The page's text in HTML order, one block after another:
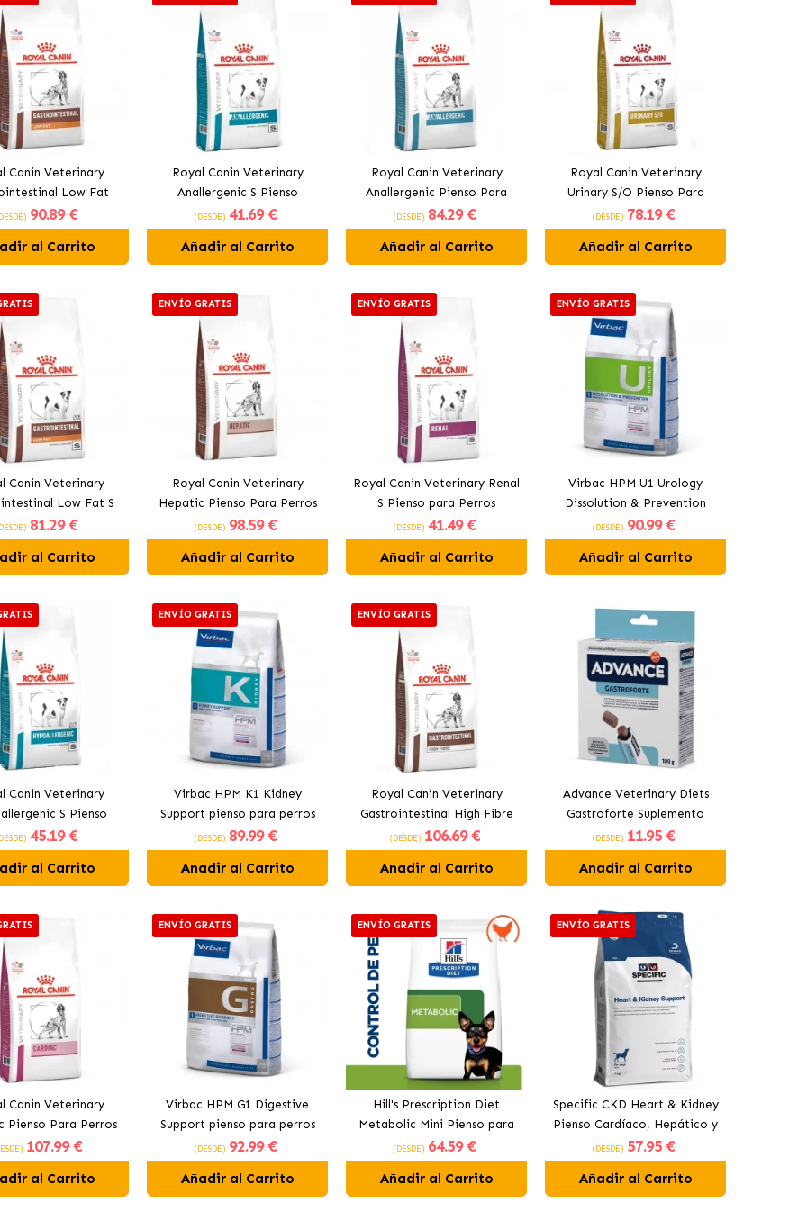
Canin Veterinary
Low Fat
Para Perros Adultos
Sobrepeso
90.89 €
al Carrito
Royal Canin Veterinary
Anallergenic S Pienso
Hipoalergénico para Perros
Pequeños
(DESDE) 41.69 €
Añadir al Carrito
Royal Canin Veterinary
Anallergenic Pienso Para
Perros Adultos
(DESDE) 84.29 €
Añadir al Carrito
Royal Canin Veterinary
Urinary S/O Pienso Para
Perros Pequeños Adultos
(DESDE) 78.19 €
Añadir al Carrito
Canin Veterinary
Low Fat S
Perros Pequeños
81.29 €
al Carrito
ENVÍO GRATIS
Royal Canin Veterinary
Hepatic Pienso Para Perros
Adultos
(DESDE) 98.59 €
Añadir al Carrito
ENVÍO GRATIS
Royal Canin Veterinary Renal
S Pienso para Perros
Pequeños
(DESDE) 41.49 €
Añadir al Carrito
ENVÍO GRATIS
Virbac HPM U1 Urology
Dissolution & Prevention
pienso para perros
(DESDE) 90.99 €
Añadir al Carrito
Canin Veterinary
S Pienso
para Perros
Pequeños
45.19 €
al Carrito
ENVÍO GRATIS
Virbac HPM K1 Kidney
Support pienso para perros
(DESDE) 89.99 €
Añadir al Carrito
ENVÍO GRATIS
Royal Canin Veterinary
Gastrointestinal High Fibre
Pienso Para Perros Adultos
(DESDE) 106.69 €
Añadir al Carrito
Advance Veterinary Diets
Gastroforte Suplemento
Digestivo Para Perros
(DESDE) 11.95 €
Añadir al Carrito
Canin Veterinary
Pienso Para Perros
Adultos
107.99 €
al Carrito
ENVÍO GRATIS
Virbac HPM G1 Digestive
Support pienso para perros
(DESDE) 92.99 €
Añadir al Carrito
ENVÍO GRATIS
Hill's Prescription Diet
Metabolic Mini Pienso para
Perros Pequeños con Pollo
(DESDE) 64.59 €
Añadir al Carrito
ENVÍO GRATIS
Specific CKD Heart & Kidney
Pienso Cardíaco, Hepático y
Renal para Perros
(DESDE) 57.95 €
Añadir al Carrito